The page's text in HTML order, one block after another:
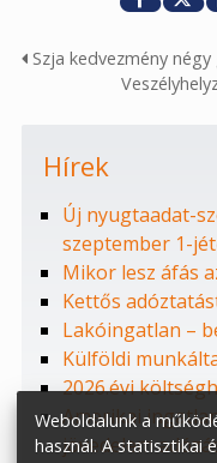
Szja kedvezmény
Hírek
Új nyugtaadat-
szeptember 1-
Mikor lesz áfás
Kettős
Lakóingatlan –
Külföldi
2026.évi
Amerikai
jövedelem
Weboldalunk a
használ. A statisztikai